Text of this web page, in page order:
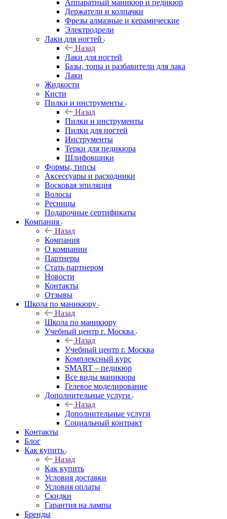
Аппаратный маникюр и педикюр
Держатели и колпачки
Фрезы алмазные и керамические
Электродрели
Лаки для ногтей
Назад
Лаки для ногтей
Базы, топы и разбавители для лака
Лаки
Жидкости
Кисти
Пилки и инструменты
Назад
Пилки и инструменты
Пилки для ногтей
Инструменты
Терки для педикюра
Шлифовщики
Формы, типсы
Аксессуары и расходники
Восковая эпиляция
Волосы
Ресницы
Подарочные сертификаты
Компания
Назад
Компания
О компании
Партнеры
Стать партнером
Новости
Контакты
Отзывы
Школа по маникюру
Назад
Школа по маникюру
Учебный центр г. Москва
Назад
Учебный центр г. Москва
Комплексный курс
SMART – педикюр
Все виды маникюра
Гелевое моделирование
Дополнительные услуги
Назад
Дополнительные услуги
Социальный контракт
Контакты
Блог
Как купить
Назад
Как купить
Условия доставки
Условия оплаты
Скидки
Гарантия на лампы
Бренды